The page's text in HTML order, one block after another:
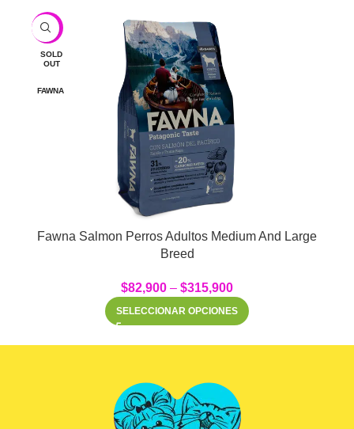
-9%
SOLD
OUT
FAWNA
Fawna Salmon Perros Adultos Medium And Large
Breed
$82,900 – $315,900
SELECCIONAR OPCIONES